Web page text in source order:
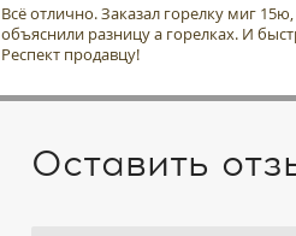
Всё отлично. Заказал горелку миг
объяснили разницу а горелках. И
Респект продавцу!
Оставить